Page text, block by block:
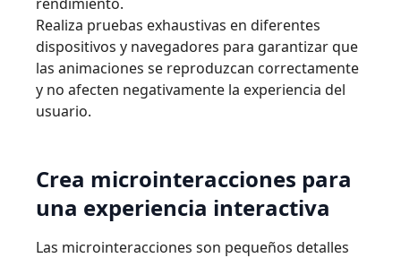
Realiza pruebas exhaustivas en diferentes
dispositivos y navegadores para garantizar que
las animaciones se reproduzcan correctamente
y no afecten negativamente la experiencia del
usuario.
Crea microinteracciones para
una experiencia interactiva
Las microinteracciones son pequeños detalles